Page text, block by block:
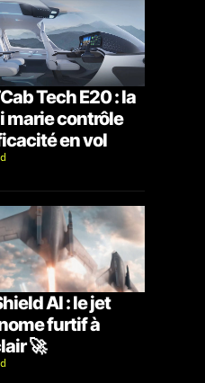
Tech E20 : la
marie contrôle
en vol
AI : le jet
furtif à
🚀